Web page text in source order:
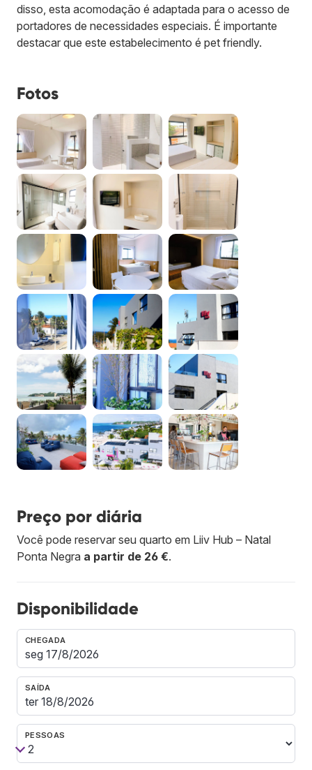
disso, esta acomodação é adaptada para o acesso de
portadores de necessidades especiais. É importante
destacar que este estabelecimento é pet friendly.
Fotos
Preço por diária
Você pode reservar seu quarto em Liiv Hub – Natal
Ponta Negra a partir de 26 €.
Disponibilidade
CHEGADA
SAÍDA
PESSOAS